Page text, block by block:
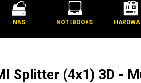
NAS NOTEBOOKS
Splitter (4x1) 3D -